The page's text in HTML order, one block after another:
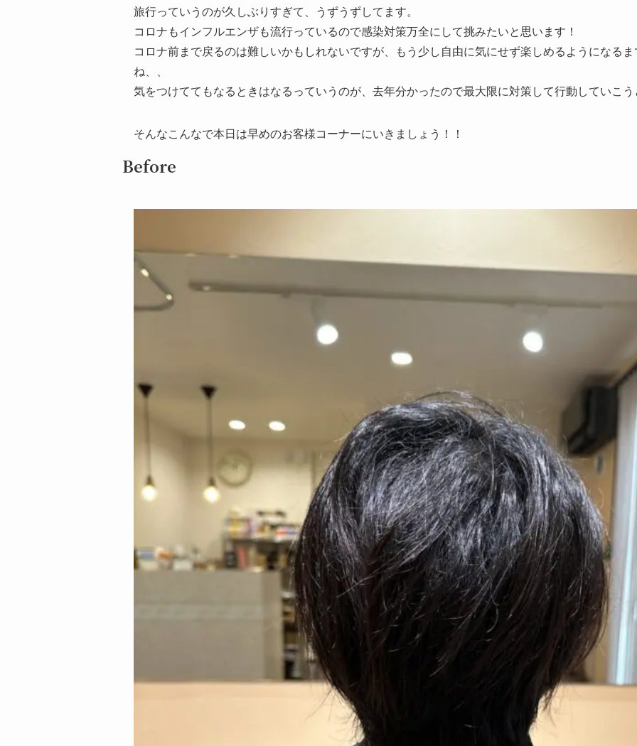
旅行っていうのが久しぶりすぎて、うずうずしてます。
コロナもインフルエンザも流行っているので感染対策万全にして挑みたいと思います！
コロナ前まで戻るのは難しいかもしれないですが、もう少し自由に気にせず楽しめるようになる
ね、、
気をつけててもなるときはなるっていうのが、去年分かったので最大限に対策して行動していこ
そんなこんなで本日は早めのお客様コーナーにいきましょう！！
Before